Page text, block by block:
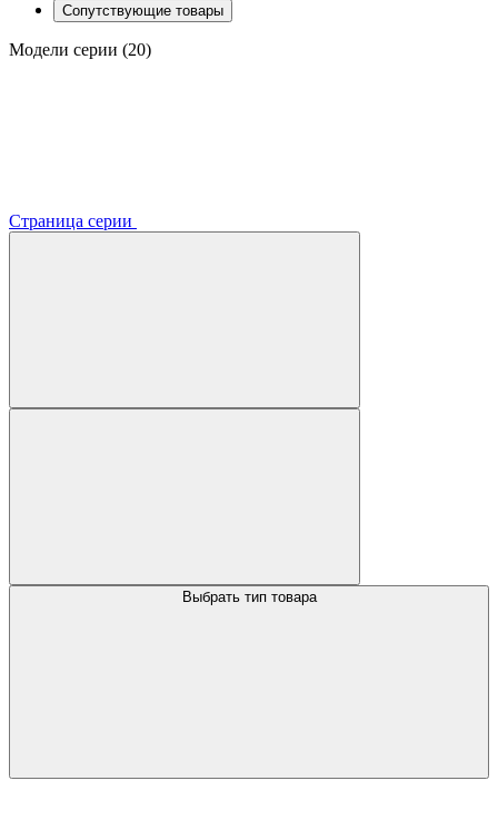
Сопутствующие товары
Модели серии (20)
Страница серии
Выбрать тип товара